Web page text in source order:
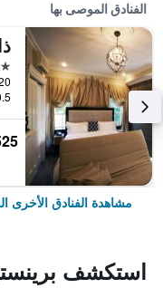
الفنادق الموصى بها
3 نجوم
0.5 كيلومتر
مشاهدة الفنادق الأخرى
استكشف